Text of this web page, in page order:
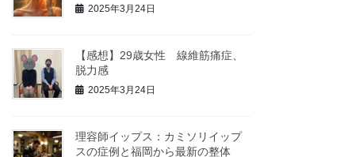
2025年3月24日
【感想】29歳女性 線維筋痛症、
脱力感
2025年3月24日
理容師イップス：カミソリイップ
スの症例と福岡から最新の整体